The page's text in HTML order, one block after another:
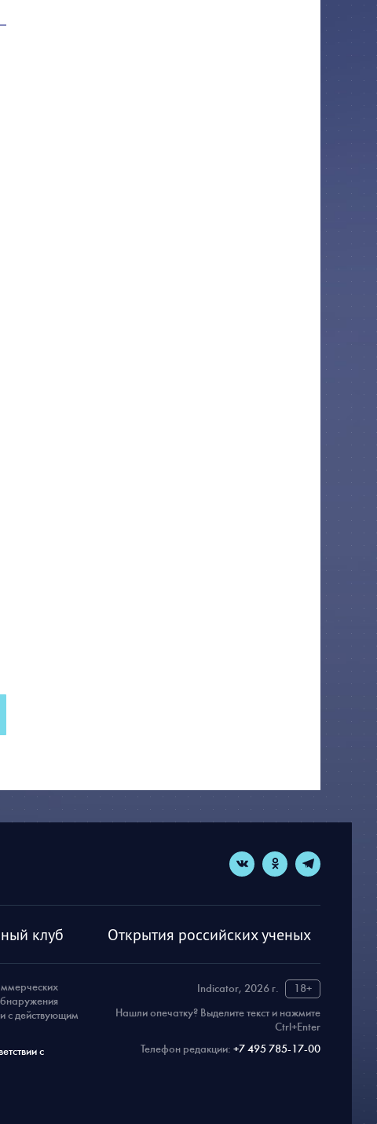
клуб Открытия российских ученых
Indicator, 2026 г.
18+
Нашли опечатку? Выделите текст и нажмите
Ctrl+Enter
Телефон редакции: +7 495 785-17-00
с действующим
с